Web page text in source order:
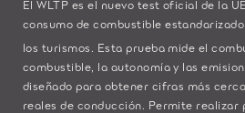
El WLTP es el nuevo test oficial de la
consumo de combustible
los turismos. Esta prueba mide el
combustible, la autonomía y las
diseñado para obtener cifras más
reales de conducción. Permite realizar